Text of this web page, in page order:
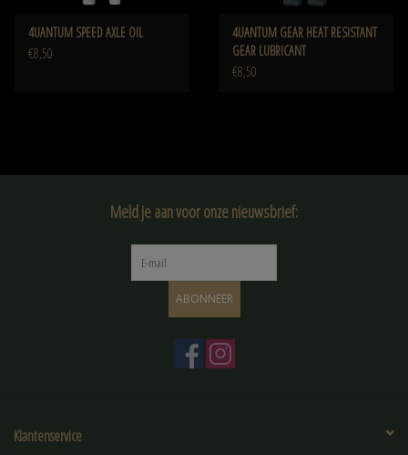
4UANTUM SPEED AXLE OIL
€8,50
4UANTUM GEAR HEAT RESISTANT
GEAR LUBRICANT
€8,50
Meld je aan voor onze nieuwsbrief:
ABONNEER
Klantenservice